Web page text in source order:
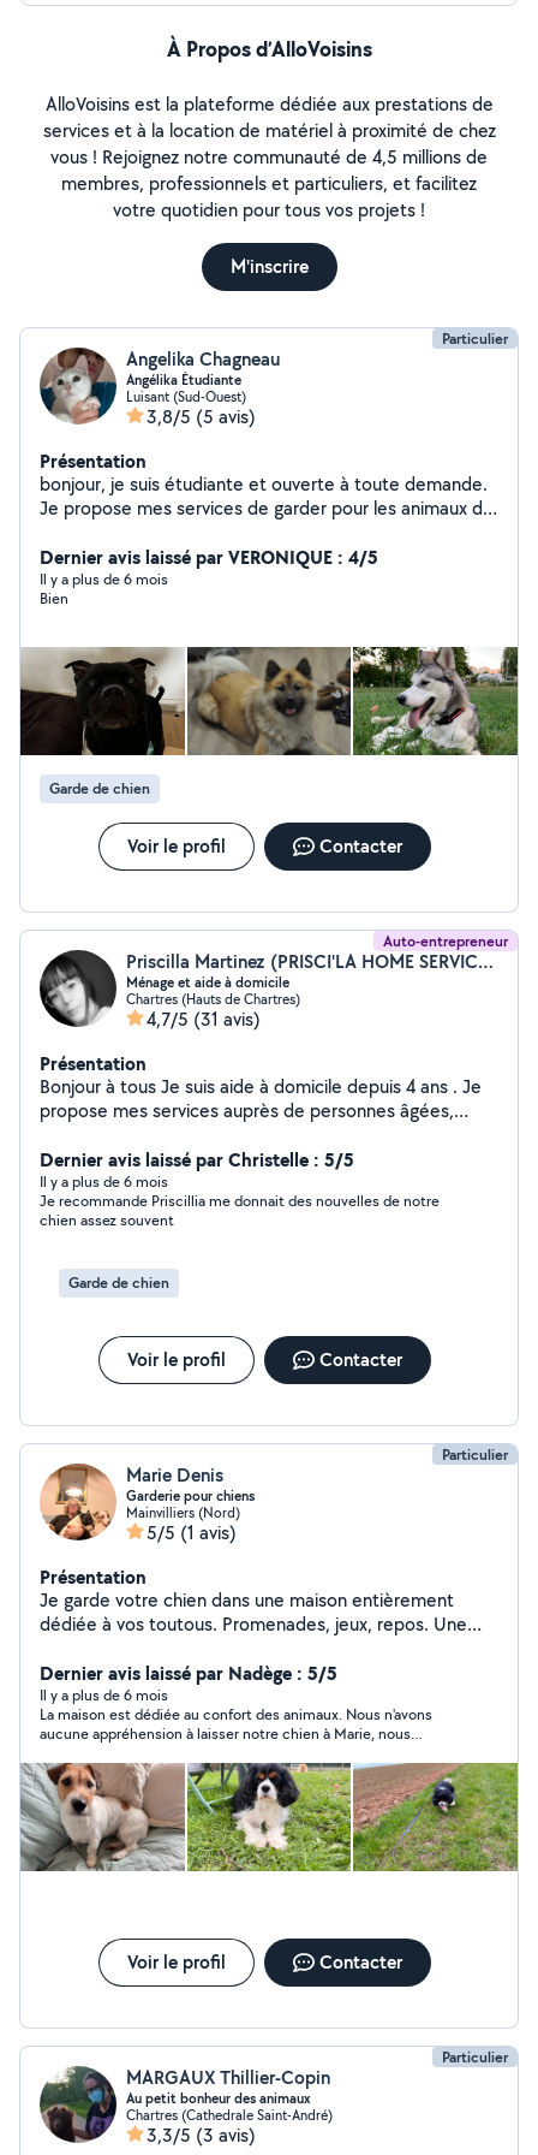
À Propos d’AlloVoisins
AlloVoisins est la plateforme dédiée aux prestations de
services et à la location de matériel à proximité de chez
vous ! Rejoignez notre communauté de 4,5 millions de
membres, professionnels et particuliers, et facilitez
votre quotidien pour tous vos projets !
M'inscrire
Particulier
Angelika Chagneau
Angélika Étudiante
Luisant (Sud-Ouest)
3,8/5 (5 avis)
Présentation
bonjour, je suis étudiante et ouverte à toute demande.
Je propose mes services de garder pour les animaux de
Dernier avis laissé par VERONIQUE : 4/5
Il y a plus de 6 mois
Bien
Garde de chien
Voir le profil Contacter
Auto-entrepreneur
Priscilla Martinez (PRISCI'LA HOME SERVICES)
Ménage et aide à domicile
Chartres (Hauts de Chartres)
4,7/5 (31 avis)
Présentation
Bonjour à tous Je suis aide à domicile depuis 4 ans . Je
propose mes services auprès de personnes âgées,
entrepreneuse dans le domaine du ménage pour
particuliers/entreprises. Je garde aussi des animaux...
fais du babysitting, et repassage. Contactez moi si
intéressé
Dernier avis laissé par Christelle : 5/5
Il y a plus de 6 mois
Je recommande Priscillia me donnait des nouvelles de notre
chien assez souvent
Garde de chien
Voir le profil Contacter
Particulier
Marie Denis
Garderie pour chiens
Mainvilliers (Nord)
5/5 (1 avis)
Présentation
Je garde votre chien dans une maison entièrement
dédiée à vos toutous. Promenades, jeux, repos. Une
seul, je suis là pour veiller sur lui. Possibilité de venir le
chercher à votre domicile.
Dernier avis laissé par Nadège : 5/5
Il y a plus de 6 mois
La maison est dédiée au confort des animaux. Nous n'avons
aucune appréhension à laisser notre chien à Marie, nous
jeux et attention, et photos en souvenir ?
Voir le profil Contacter
Particulier
MARGAUX Thillier-Copin
Au petit bonheur des animaux
Chartres (Cathedrale Saint-André)
3,3/5 (3 avis)